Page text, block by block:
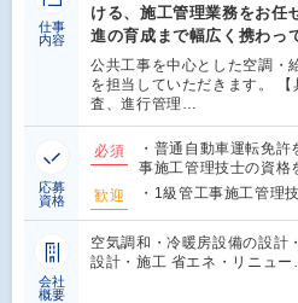
仕事
内容
ける、施工管理業務をお任
進の育成まで幅広く携わっ
公共工事を中心とした空調・
を担当していただきます。
査、進行管理…
応募
資格
必須
・普通自動車運転免
事施工管理技士の資
歓迎
・1級管工事施工管理
会社
概要
空気調和・冷暖房設備の設計
設計・施工 省エネ・リニュ